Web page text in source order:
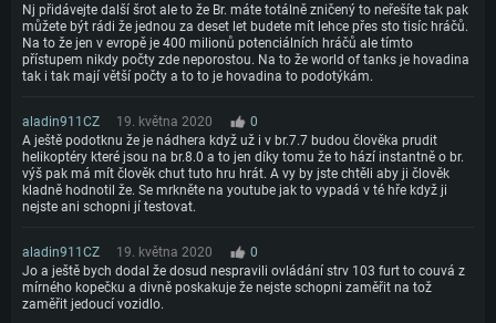
Nj přidávejte další šrot ale to že Br. máte totálně zničený to neřešíte tak pak
můžete být rádi že jednou za deset let budete mít lehce přes sto tisíc hráčů.
Na to že jen v evropě je 400 milionů potenciálních hráčů ale tímto
přístupem nikdy počty zde neporostou. Na to že world of tanks je hovadina
tak i tak mají větší počty a to to je hovadina to podotýkám.
aladin911CZ 19. května 2020
0
A ještě podotknu že je nádhera když už i v br.7.7 budou člověka prudit
helikoptéry které jsou na br.8.0 a to jen díky tomu že to hází instantně o br.
výš pak má mít člověk chut tuto hru hrát. A vy by jste chtěli aby ji člověk
kladně hodnotil že. Se mrkněte na youtube jak to vypadá v té hře když ji
nejste ani schopni jí testovat.
aladin911CZ 19. května 2020
0
Jo a ještě bych dodal že dosud nespravili ovládání strv 103 furt to couvá z
mírného kopečku a divně poskakuje že nejste schopni zaměřit na tož
zaměřit jedoucí vozidlo.